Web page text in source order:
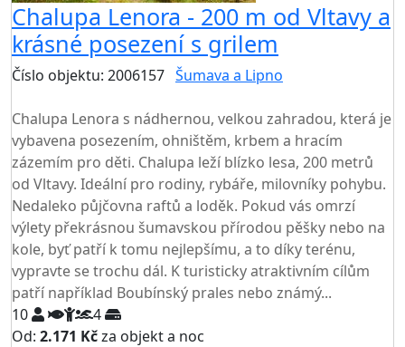
Chalupa Lenora - 200 m od Vltavy a
krásné posezení s grilem
Číslo objektu: 2006157 Šumava a Lipno
Chalupa Lenora s nádhernou, velkou zahradou, která je
vybavena posezením, ohništěm, krbem a hracím
zázemím pro děti. Chalupa leží blízko lesa, 200 metrů
od Vltavy. Ideální pro rodiny, rybáře, milovníky pohybu.
Nedaleko půjčovna raftů a loděk. Pokud vás omrzí
výlety překrásnou šumavskou přírodou pěšky nebo na
kole, byť patří k tomu nejlepšímu, a to díky terénu,
vypravte se trochu dál. K turisticky atraktivním cílům
patří například Boubínský prales nebo známý...
10
4
Od: 2.171 Kčza objekt a noc